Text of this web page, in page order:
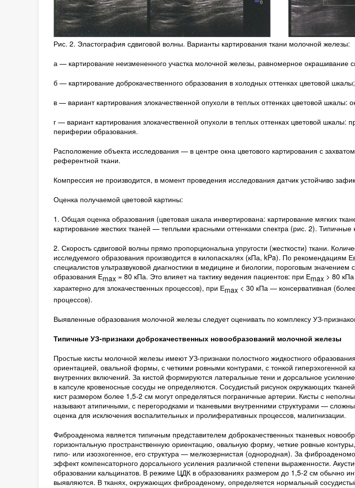
Рис. 2. Эластография сдвиговой волны. Варианты картирования ткани молочной железы:
а — картирование неизмененного участка молочной железы, равномерное окрашивание
б — картирование доброкачественного образования в холодных оттенках цветовой шкалы;
в — вариант картирования злокачественной опухоли в теплых оттенках цветовой шкалы:
г — вариант картирования злокачественной опухоли в теплых оттенках цветовой шкалы:
периферии образования.
Расположение объекта исследования — в центре окна цветового картирования с
референтной ткани.
Компрессия не производится, в момент проведения исследования датчик устойчиво
Оценка получаемой цветовой картины:
1. Общая оценка образования (цветовая шкала инвертирована: картирование мягких
картирование жестких тканей — теплыми красными оттенками спектра (рис. 2).
2. Скорость сдвиговой волны прямо пропорциональна упругости (жесткости) ткани.
исследуемого образования производится в килопаскалях (кПа, kPa). По рекомендациям
специалистов ультразвуковой диагностики в медицине и биологии, пороговым значением
образования Еmax= 80 кПа. Это влияет на тактику ведения пациентов: при Еmax> 80 кПа
характерно для злокачественных процессов), при Еmax< 30 кПа — консервативная
процессов).
Выявленные образования молочной железы следует оценивать по комплексу УЗ-
Типичные УЗ-признаки доброкачественных новообразований молочной железы
Простые кисты молочной железы имеют УЗ-признаки полостного жидкостного
ориентацией, овальной формы, с четкими ровными контурами, с тонкой гиперэхогенной
внутренних включений. За кистой формируются латеральные тени и дорсальное
в капсуле кровеносные сосуды не определяются. Сосудистый рисунок окружающих
кист размером более 1,5-2 см могут определяться пограничные артерии. Кисты с
называют атипичными, с перегородками и тканевыми внутренними структурами —
оценка для исключения воспалительных и пролиферативных процессов, малигнизации.
Фиброаденома является типичным представителем доброкачественных тканевых
горизонтальную пространственную ориентацию, овальную форму, четкие ровные
гипо- или изоэхогенное, его структура — мелкозернистая (однородная). За
эффект компенсаторного дорсального усиления различной степени выраженности.
образовании кальцинатов. В режиме ЦДК в образованиях размером до 1,5-2 см обычно
выявляются. В тканях, окружающих фиброаденому, определяется нормальный